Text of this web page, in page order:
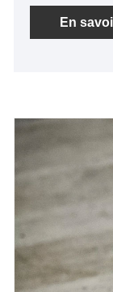
l'objectif
gestion
visiter, des
commerciales.
En